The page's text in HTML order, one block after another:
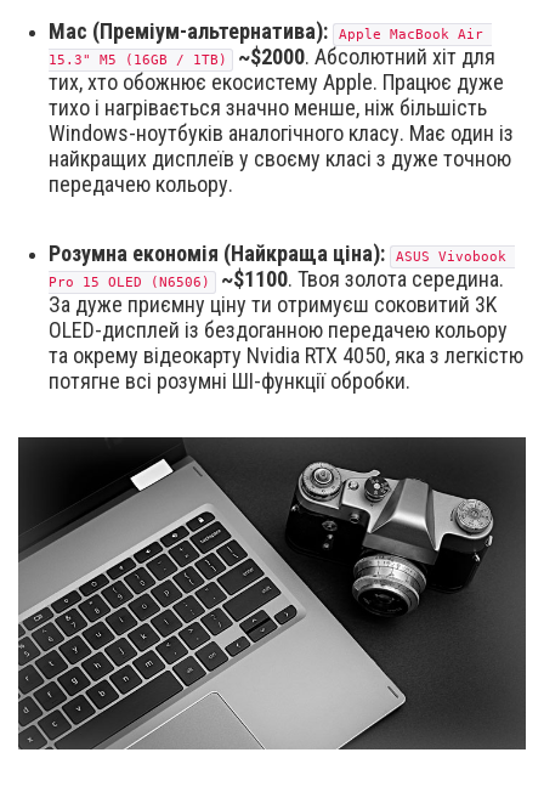
Mac (Преміум-альтернатива):
Apple MacBook Air
15.3" M5 (16GB / 1TB)
~$2000. Абсолютний хіт для
тих, хто обожнює екосистему Apple. Працює дуже
тихо і нагрівається значно менше, ніж більшість
Windows-ноутбуків аналогічного класу. Має один із
найкращих дисплеїв у своєму класі з дуже точною
передачею кольору.
Розумна економія (Найкраща ціна):
ASUS Vivobook
Pro 15 OLED (N6506)
~$1100. Твоя золота середина.
За дуже приємну ціну ти отримуєш соковитий 3K
OLED-дисплей із бездоганною передачею кольору
та окрему відеокарту Nvidia RTX 4050, яка з легкістю
потягне всі розумні ШІ-функції обробки.